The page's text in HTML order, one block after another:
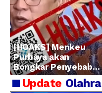
[HOAKS] Menkeu
Purbaya akan
Bongkar Penyebab
Kerugian BUMN
Update